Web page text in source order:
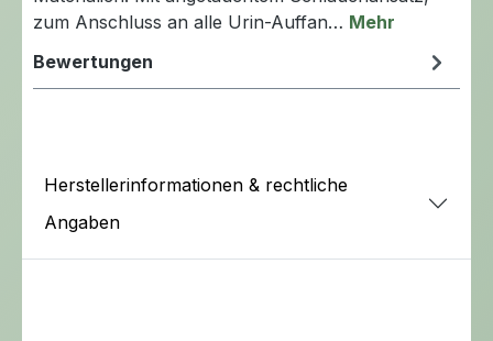
zum Anschluss an alle Urin-Auffan… Mehr
Bewertungen
Herstellerinformationen & rechtliche
Angaben